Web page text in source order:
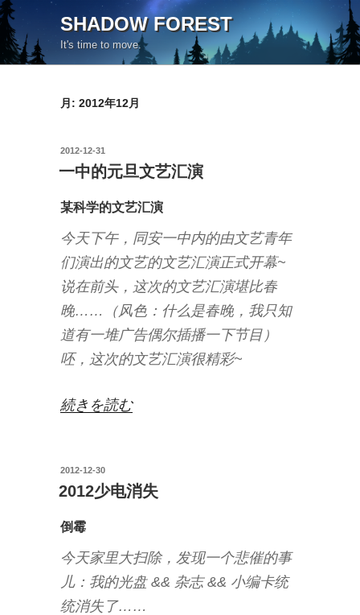
コ
ン
テ
ン
SHADOW FOREST
It's time to move.
月: 2012年12月
投
2012-12-31
一中的元旦文艺汇演
某科学的文艺汇演
今天下午，同安一中内的由文艺青年
们演出的文艺的文艺汇演正式开幕~
说在前头，这次的文艺汇演堪比春
晚……（风色：什么是春晚，我只知
道有一堆广告偶尔插播一下节目）
呸，这次的文艺汇演很精彩~
“一
元
旦
文
艺
汇
演”
続きを読む
投
稿
日:
2012-12-30
2012少电消失
倒霉
今天家里大扫除，发现一个悲催的事
儿：我的光盘 && 杂志 && 小编卡统
统消失了……